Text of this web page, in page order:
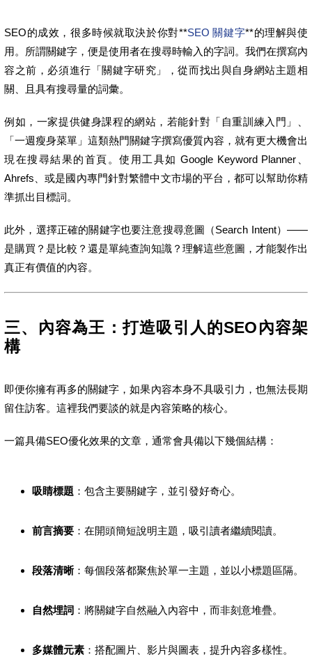
SEO的成效，很多時候就取決於你對**SEO 關鍵字**的理解與使
用。所謂關鍵字，便是使用者在搜尋時輸入的字詞。我們在撰寫內
容之前，必須進行「關鍵字研究」，從而找出與自身網站主題相
關、且具有搜尋量的詞彙。
例如，一家提供健身課程的網站，若能針對「自重訓練入門」、
「一週瘦身菜單」這類熱門關鍵字撰寫優質內容，就有更大機會出
現在搜尋結果的首頁。使用工具如 Google Keyword Planner、
Ahrefs、或是國內專門針對繁體中文市場的平台，都可以幫助你精
準抓出目標詞。
此外，選擇正確的關鍵字也要注意搜尋意圖（Search Intent）——
是購買？是比較？還是單純查詢知識？理解這些意圖，才能製作出
真正有價值的內容。
三、內容為王：打造吸引人的SEO內容架
構
即便你擁有再多的關鍵字，如果內容本身不具吸引力，也無法長期
留住訪客。這裡我們要談的就是內容策略的核心。
一篇具備SEO優化效果的文章，通常會具備以下幾個結構：
吸睛標題 ：包含主要關鍵字，並引發好奇心。
前言摘要 ：在開頭簡短說明主題，吸引讀者繼續閱讀。
段落清晰：每個段落都聚焦於單一主題，並以小標題區隔。
自然埋詞 ：將關鍵字自然融入內容中，而非刻意堆疊。
多媒體元素 ：搭配圖片、影片與圖表，提升內容多樣性。